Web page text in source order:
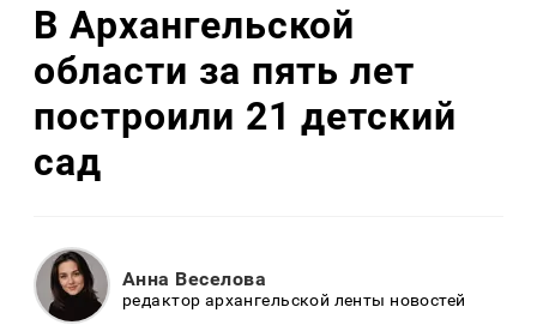
В Архангельской
области за пять лет
построили 21 детский
сад
Анна Веселова
редактор архангельской ленты новостей